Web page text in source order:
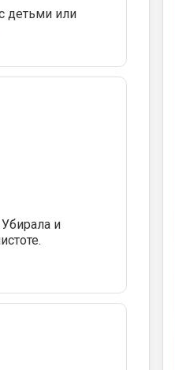
детьми или
и